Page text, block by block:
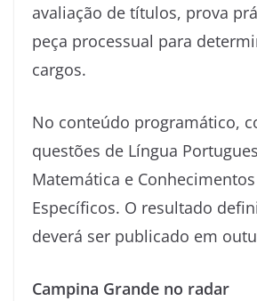
avaliação de títulos, prova
peça processual para
cargos.
No conteúdo programático,
questões de Língua
Matemática e Conhecimentos
Específicos. O resultado
deverá ser publicado em
Campina Grande no radar